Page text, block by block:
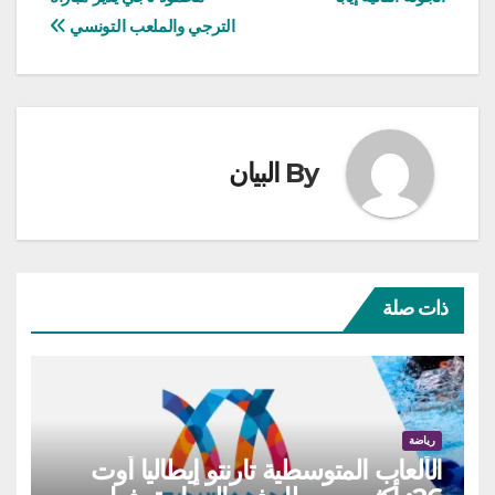
المقالات
الترجي والملعب التونسي
By البيان
ذات صلة
رياضة
الألعاب المتوسطية تارنتو إيطاليا أوت